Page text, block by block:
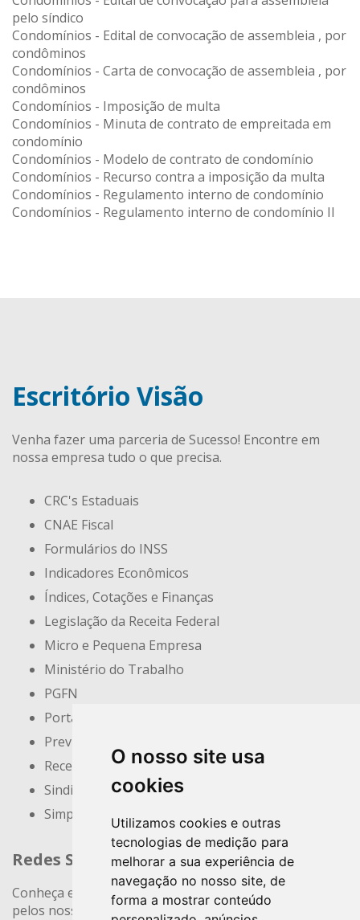
O nosso site usa
cookies
Utilizamos cookies e outras
tecnologias de medição para
melhorar a sua experiência de
navegação no nosso site, de
forma a mostrar conteúdo
pelo síndico
Condomínios - Edital de convocação de assembleia , por
condôminos
Condomínios - Carta de convocação de assembleia , por
condôminos
Condomínios - Imposição de multa
Condomínios - Minuta de contrato de empreitada em
condomínio
Condomínios - Modelo de contrato de condomínio
Condomínios - Recurso contra a imposição da multa
Condomínios - Regulamento interno de condomínio
Condomínios - Regulamento interno de condomínio II
Escritório Visão
Venha fazer uma parceria de Sucesso! Encontre em
nossa empresa tudo o que precisa.
CRC's Estaduais
CNAE Fiscal
Formulários do INSS
Indicadores Econômicos
Índices, Cotações e Finanças
Legislação da Receita Federal
Micro e Pequena Empresa
Ministério do Trabalho
PGFN
Portal do Empreendedor
Previdência Social
Receita Federal
Sindicatos e Associações
Simples Nacional
Redes Sociais
Conheça e siga nossos canais. Interaja, fale conosco
pelos nossos perfis e saiba de todas as novidades.